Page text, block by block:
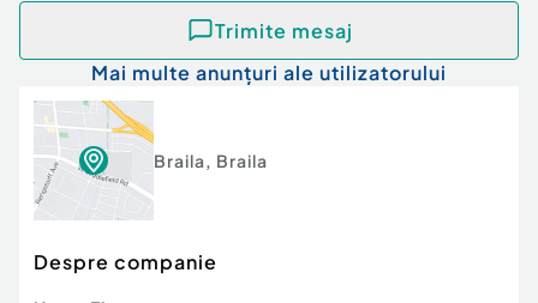
Trimite mesaj
Mai multe anunțuri ale utilizatorului
Braila, Braila
Despre companie